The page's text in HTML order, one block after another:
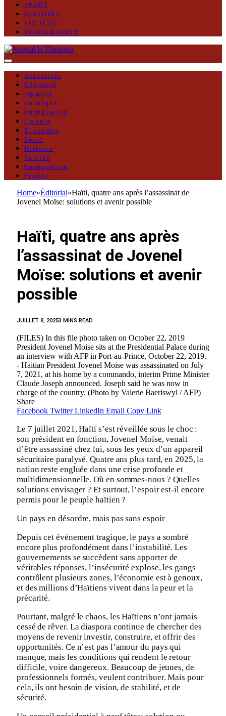
SPORT
HISTOIRE
SOCIÉTÉ
IMMIGRATION
Actualités
Éditorial
Opinion
Politique
Immigration
Culture
Économie
Sport
Histoire
Société
Immigration
Profile
Home»Éditorial»Haïti, quatre ans après l’assassinat de
Jovenel Moïse: solutions et avenir possible
Haïti, quatre ans après
l’assassinat de Jovenel
Moïse: solutions et avenir
possible
JUILLET 8, 20253 MINS READ
(FILES) In this file photo taken on October 22, 2019
President Jovenel Moise sits at the Presidential Palace during
an interview with AFP in Port-au-Prince, October 22, 2019.
- Haitian President Jovenel Moise was assassinated on July
7, 2021, at his home by a commando, interim Prime Minister
Claude Joseph announced. Joseph said he was now in
charge of the country. (Photo by Valerie Baeriswyl / AFP)
Share
Facebook Twitter LinkedIn Email Copy Link
Le 7 juillet 2021, Haïti s’est réveillée sous le choc :
son président en fonction, Jovenel Moïse, venait
d’être assassiné chez lui, sous les yeux d’un appareil
sécuritaire paralysé. Quatre ans plus tard, en 2025, la
nation reste engluée dans une crise profonde et
multidimensionnelle. Où en sommes-nous ? Quelles
solutions envisager ? Et surtout, l’espoir est-il encore
permis pour le peuple haïtien ?
Un pays en désordre, mais pas sans espoir
Depuis cet événement tragique, le pays a sombré
encore plus profondément dans l’instabilité. Les
gouvernements se succèdent sans apporter de
véritables réponses, l’insécurité explose, les gangs
contrôlent plusieurs zones, l’économie est à genoux,
et des millions d’Haïtiens vivent dans la peur et la
précarité.
Pourtant, malgré le chaos, les Haïtiens n’ont jamais
cessé de rêver. La diaspora continue de chercher des
moyens de revenir investir, construire, et offrir des
opportunités. Ce n’est pas l’amour du pays qui
manque, mais les conditions qui rendent le retour
difficile, voire dangereux. Beaucoup de jeunes, de
professionnels formés, veulent contribuer. Mais pour
cela, ils ont besoin de vision, de stabilité, et de
sécurité.